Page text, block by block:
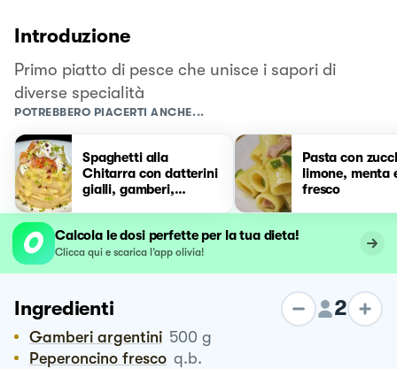
Introduzione
Primo piatto di pesce che unisce i sapori di
diverse specialità
POTREBBERO PIACERTI ANCHE...
Spaghetti alla
Chitarra con datterini
gialli, gamberi,
Pasta con
limone, menta
fresco
Calcola le dosi perfette per la tua dieta!
Clicca qui e scarica l’app olivia!
Ingredienti 2
Gamberi argentini 500 g
Peperoncino fresco q.b.